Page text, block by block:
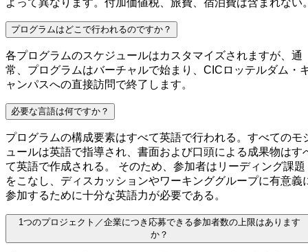
よって異なります。付加価値税、旅費、宿泊費は含まれない
プログラムはどこで行われるのですか？
各プログラムのスケジュールはカスタマイズされますが、通
常、プログラムはバーチャルで始まり、CICロッテルダム・
ャンパスへの直接訪問で終了します。
必要な言語は何ですか？
プログラムの構成要素はすべて英語で行われる。すべてのモ
ュールは英語で指導され、書面および口頭による成果物はす
て英語で作成される。 そのため、参加者はリーディング課題
をこなし、ディスカッションやワーキンググループに有意義
参加するために十分な英語力が必要である。
1つのプロジェクト／企業につき応募できる参加者数の上限はあります
か？